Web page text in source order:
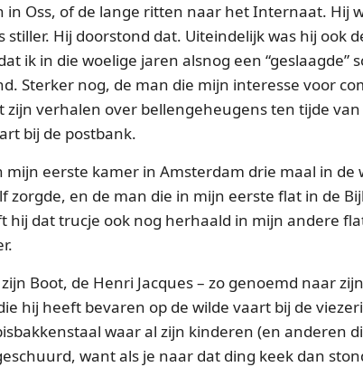
in Oss, of de lange ritten naar het Internaat. Hij
stiller. Hij doorstond dat. Uiteindelijk was hij ook
ik in die woelige jaren alsnog een “geslaagde”
Sterker nog, de man die mijn interesse voor
verhalen over bellengeheugens ten tijde
bij de postbank.
mijn eerste kamer in Amsterdam drie maal in de
zorgde, en de man die in mijn eerste flat in de
hij dat trucje ook nog herhaald in mijn andere
Boot, de Henri Jacques – zo genoemd naar
hij heeft bevaren op de wilde vaart bij de
waar al zijn kinderen (en anderen
want als je naar dat ding keek dan